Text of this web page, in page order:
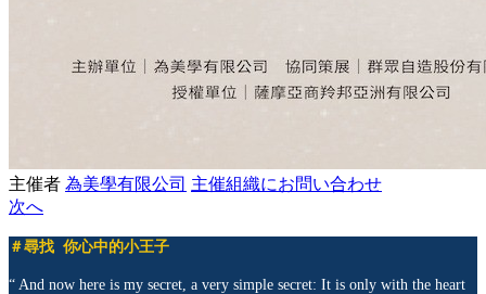
主催者 為美學有限公司 主催組織にお問い合わせ
次へ
＃尋找 你心中的小王子
“ And now here is my secret, a very simple secret: It is only with the heart